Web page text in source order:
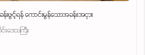
န်းဖွင့်ရန် ကောင်းမွန်သောအခန်းအငှား
းဒေသကြီး